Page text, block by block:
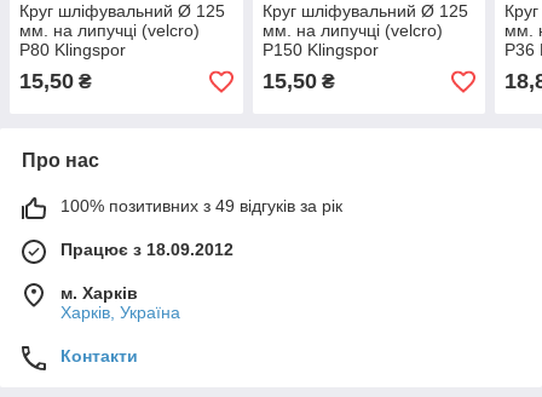
Круг шліфувальний Ø 125
мм. на липучці (velcro)
P80 Klingspor
15,50 ₴
Круг шліфувальний Ø 125
мм. на липучці (velcro)
P150 Klingspor
15,50₴
мм.
P36
Про нас
100% позитивних з 49 відгуків за рік
Працює з 18.09.2012
м. Харків
Харків, Україна
Контакти